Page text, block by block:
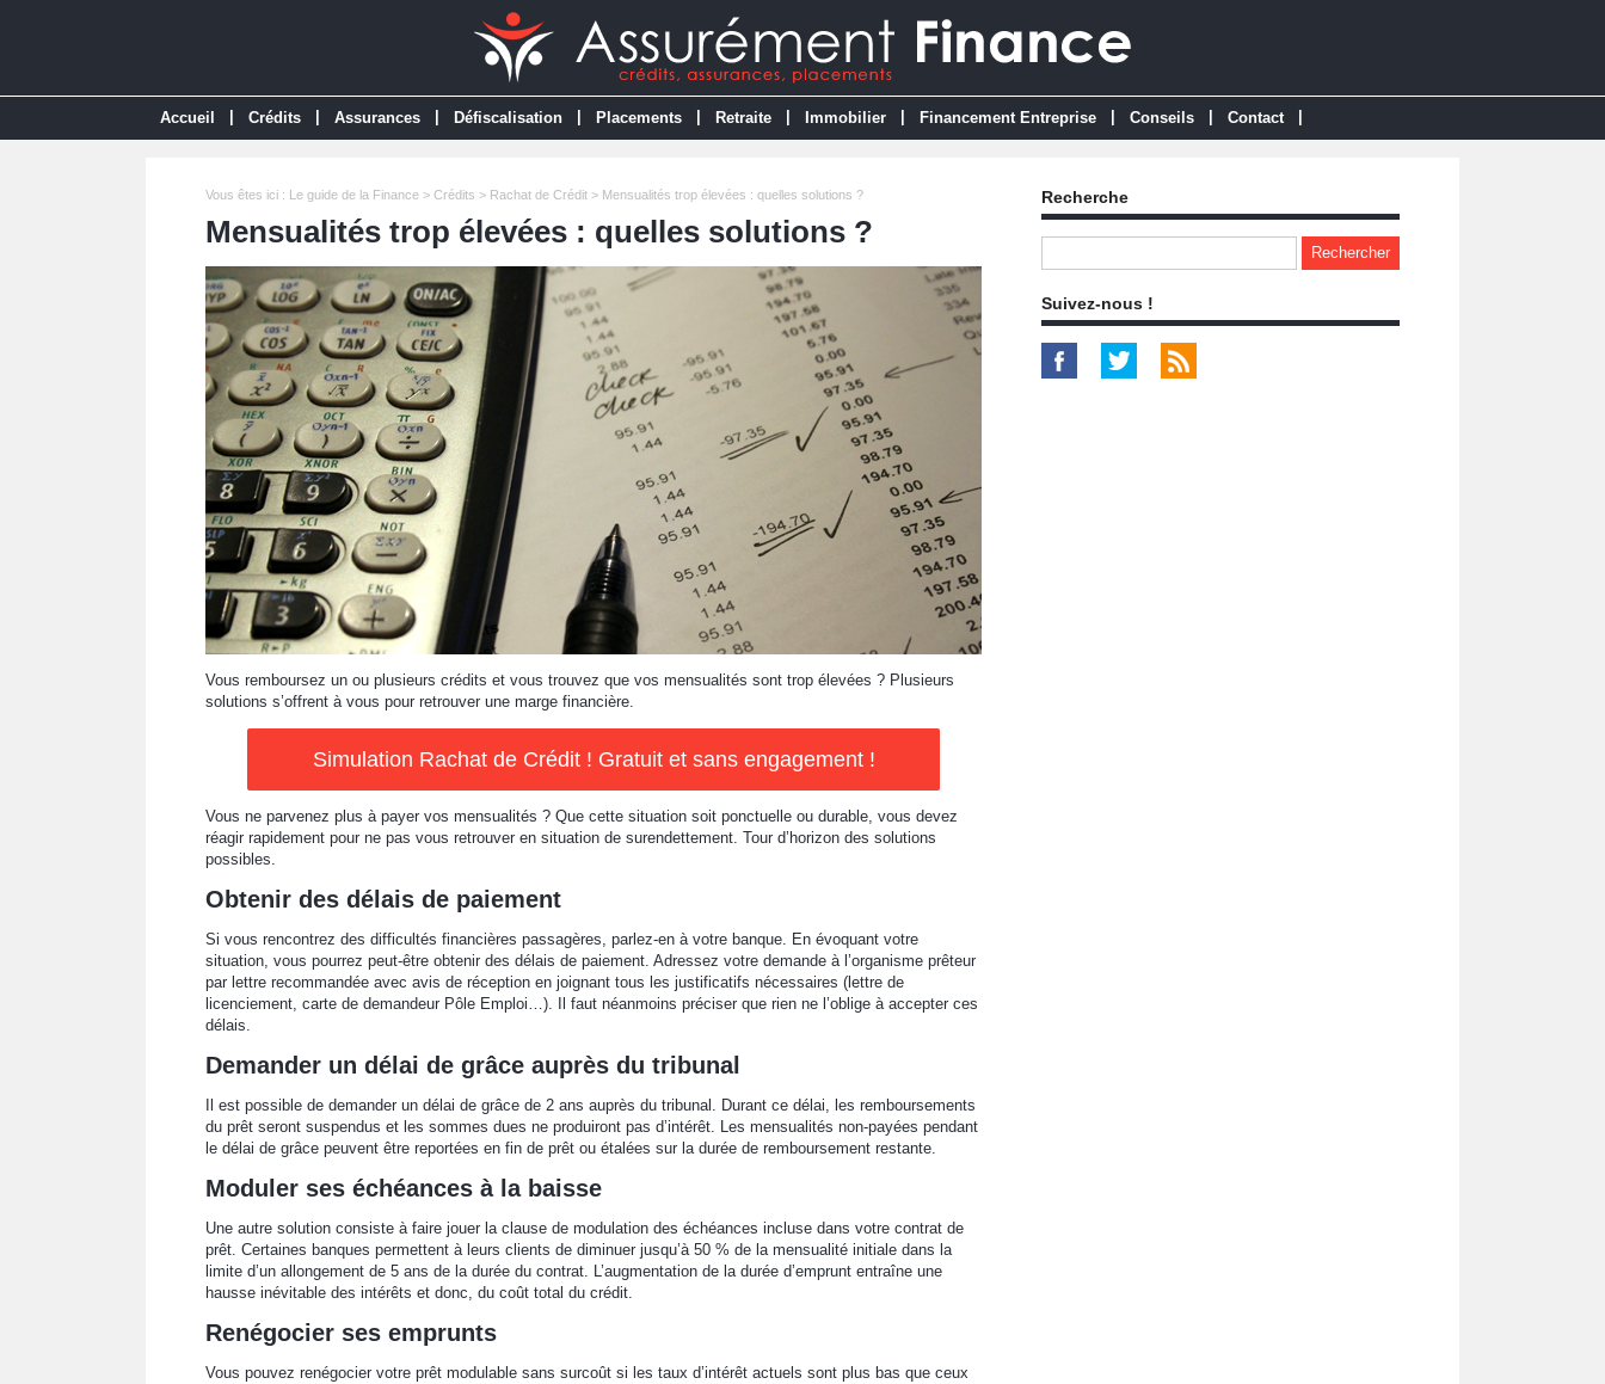
Accueil Crédits Assurances Défiscalisation Placements Retraite Immobilier Financement Entreprise Conseils Contact
Vous êtes ici : Le guide de la Finance > Crédits > Rachat de Crédit > Mensualités trop élevées : quelles solutions ?
Mensualités trop élevées : quelles solutions ?
Vous remboursez un ou plusieurs crédits et vous trouvez que vos mensualités sont trop élevées ? Plusieurs
solutions s’offrent à vous pour retrouver une marge financière.
Simulation Rachat de Crédit ! Gratuit et sans engagement !
Vous ne parvenez plus à payer vos mensualités ? Que cette situation soit ponctuelle ou durable, vous devez
réagir rapidement pour ne pas vous retrouver en situation de surendettement. Tour d’horizon des solutions
possibles.
Obtenir des délais de paiement
Si vous rencontrez des difficultés financières passagères, parlez-en à votre banque. En évoquant votre
situation, vous pourrez peut-être obtenir des délais de paiement. Adressez votre demande à l’organisme prêteur
par lettre recommandée avec avis de réception en joignant tous les justificatifs nécessaires (lettre de
licenciement, carte de demandeur Pôle Emploi…). Il faut néanmoins préciser que rien ne l’oblige à accepter ces
délais.
Demander un délai de grâce auprès du tribunal
Il est possible de demander un délai de grâce de 2 ans auprès du tribunal. Durant ce délai, les remboursements
du prêt seront suspendus et les sommes dues ne produiront pas d’intérêt. Les mensualités non-payées pendant
le délai de grâce peuvent être reportées en fin de prêt ou étalées sur la durée de remboursement restante.
Moduler ses échéances à la baisse
Une autre solution consiste à faire jouer la clause de modulation des échéances incluse dans votre contrat de
prêt. Certaines banques permettent à leurs clients de diminuer jusqu’à 50 % de la mensualité initiale dans la
limite d’un allongement de 5 ans de la durée du contrat. L’augmentation de la durée d’emprunt entraîne une
hausse inévitable des intérêts et donc, du coût total du crédit.
Renégocier ses emprunts
Vous pouvez renégocier votre prêt modulable sans surcoût si les taux d’intérêt actuels sont plus bas que ceux
Recherche
Suivez-nous !